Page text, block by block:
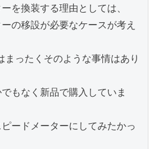
を換装する理由としては、
の移設が必要なケースが考え
ったくそのような事情はあり
もなく新品で購入していま
ードメーターにしてみたかっ